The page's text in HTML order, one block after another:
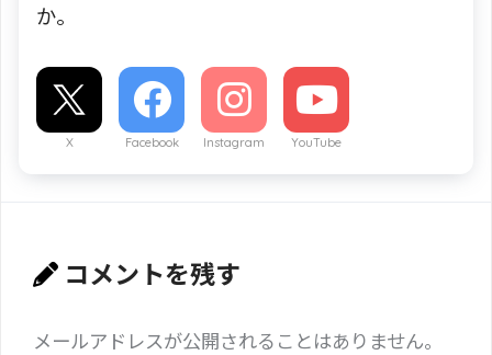
か。
X Facebook Instagram YouTube
コメントを残す
メールアドレスが公開されることはありません。